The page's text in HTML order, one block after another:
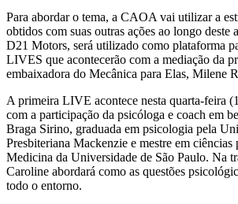
Para abordar o tema, a CAOA vai utilizar a
obtidos com suas outras ações ao longo deste
D21 Motors, será utilizado como plataforma
LIVES que acontecerão com a mediação da
embaixadora do Mecânica para Elas, Milene
A primeira LIVE acontece nesta quarta-feira
com a participação da psicóloga e coach em
Braga Sirino, graduada em psicologia pela
Presbiteriana Mackenzie e mestre em ciências
Medicina da Universidade de São Paulo. Na
Caroline abordará como as questões
todo o entorno.